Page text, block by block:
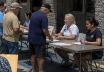
5,468 undi
(Perikatan
Manaf (PH).
sebagai Ketua